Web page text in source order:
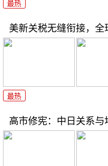
最热
美新关税无缝衔接，全
最热
高市修宪：中日关系